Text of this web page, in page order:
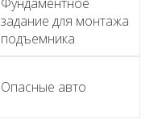
задание для монтажа
подъемника
Опасные авто